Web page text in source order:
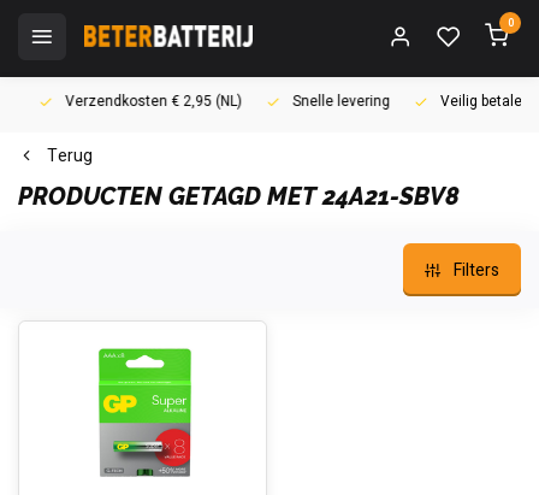
0
Verzendkosten € 2,95 (NL) Snelle levering Veilig betalen
Terug
PRODUCTEN GETAGD MET 24A21-SBV8
Filters